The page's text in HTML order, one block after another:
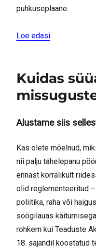
puhkuseplaane.
Loe edasi“Kõhuvalu
Kuidas
Alustame siis
Kas olete mõelnud,
nii palju tähelepanu
ennast korralikult
olid reglementeeritud
poliitika, raha või
söögilauas
rohkem kui Teaduste
18. sajandil koostatud